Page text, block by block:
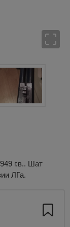
г.в.. Шат
ЛГа.